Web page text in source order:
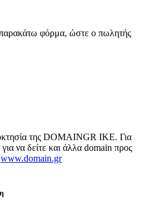
φόρμα, ώστε ο πωλητής
της DOMAINGR ΙΚΕ. Για
να δείτε και άλλα domain προς
www.domain.gr